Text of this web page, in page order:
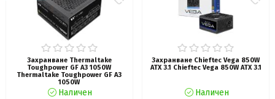
Захранване Thermaltake
Toughpower GF A3 1050W
Thermaltake Toughpower GF A3
1050W
Наличен
Захранване Chieftec Vega 850W
ATX 3.1 Chieftec Vega 850W ATX 3.1
Наличен